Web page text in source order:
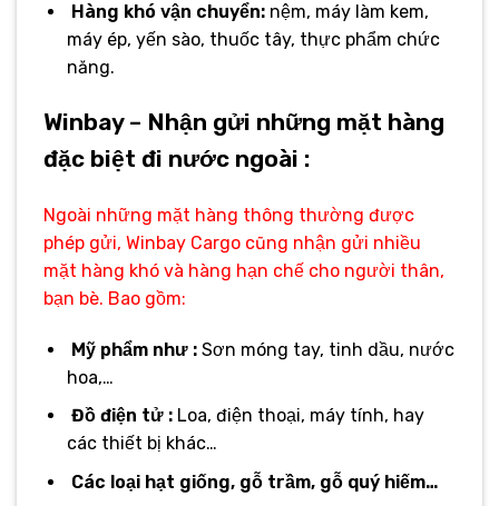
Hàng khó vận chuyển:nệm, máy làm kem,
máy ép, yến sào, thuốc tây, thực phẩm chức
năng.
Winbay – Nhận gửi những mặt hàng
đặc biệt đi nước ngoài :
Ngoài những mặt hàng thông thường được
phép gửi, Winbay Cargo cũng nhận gửi nhiều
mặt hàng khó và hàng hạn chế cho người thân,
bạn bè. Bao gồm:
Mỹ phẩm như :Sơn móng tay, tinh dầu, nước
hoa,…
Đồ điện tử :Loa, điện thoại, máy tính, hay
các thiết bị khác…
Các loại hạt giống, gỗ trầm, gỗ quý hiếm…